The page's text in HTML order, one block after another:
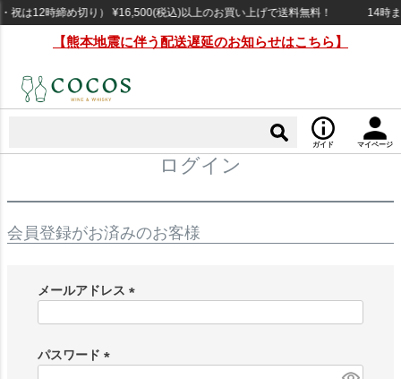
祝は12時締め切り） ¥16,500(税込)以上のお買い上げで送料無料！ 14時
【熊本地震に伴う配送遅延のお知らせはこちら】
ガイド マイページ
ログイン
会員登録がお済みのお客様
メールアドレス
)
パスワード